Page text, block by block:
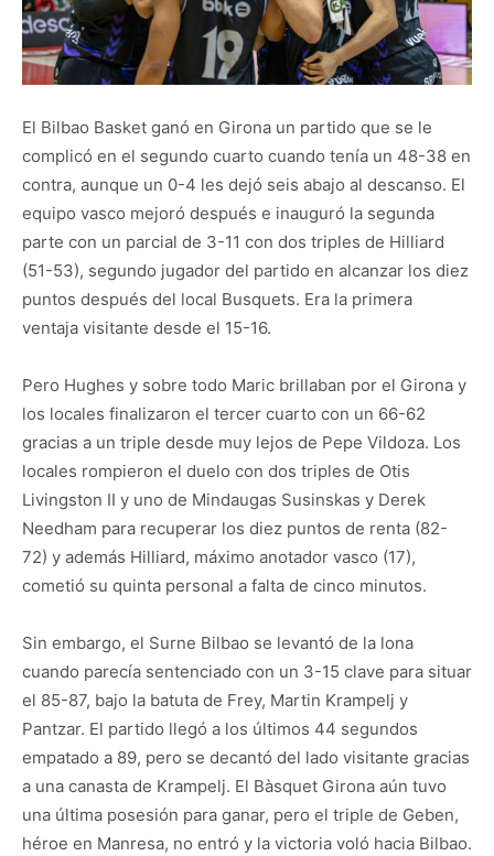
El Bilbao Basket ganó en Girona un partido que se le
complicó en el segundo cuarto cuando tenía un 48-38 en
contra, aunque un 0-4 les dejó seis abajo al descanso. El
equipo vasco mejoró después e inauguró la segunda
parte con un parcial de 3-11 con dos triples de Hilliard
(51-53), segundo jugador del partido en alcanzar los diez
puntos después del local Busquets. Era la primera
ventaja visitante desde el 15-16.
Pero Hughes y sobre todo Maric brillaban por el Girona y
los locales finalizaron el tercer cuarto con un 66-62
gracias a un triple desde muy lejos de Pepe Vildoza. Los
locales rompieron el duelo con dos triples de Otis
Livingston II y uno de Mindaugas Susinskas y Derek
Needham para recuperar los diez puntos de renta (82-
72) y además Hilliard, máximo anotador vasco (17),
cometió su quinta personal a falta de cinco minutos.
Sin embargo, el Surne Bilbao se levantó de la lona
cuando parecía sentenciado con un 3-15 clave para situar
el 85-87, bajo la batuta de Frey, Martin Krampelj y
Pantzar. El partido llegó a los últimos 44 segundos
empatado a 89, pero se decantó del lado visitante gracias
a una canasta de Krampelj. El Bàsquet Girona aún tuvo
una última posesión para ganar, pero el triple de Geben,
héroe en Manresa, no entró y la victoria voló hacia Bilbao.